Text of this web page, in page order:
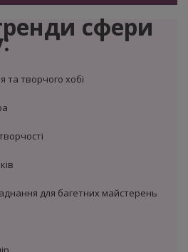
сфери
та творчого хобі
для багетних майстерень